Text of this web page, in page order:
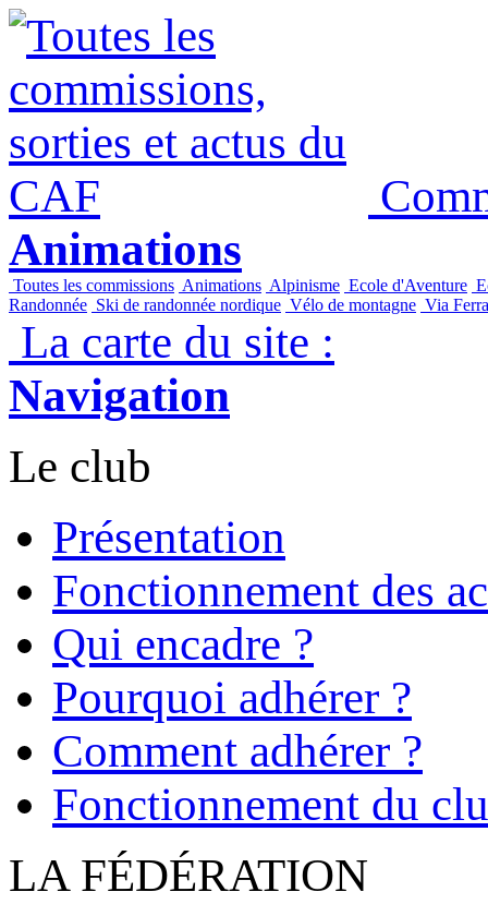
Animations
Toutes les commissions Animations Alpinisme Ecole d'Aventure
Randonnée Ski de randonnée nordique Vélo de montagne Via
La carte du site :
Navigation
Le club
Présentation
Fonctionnement des
Qui encadre ?
Pourquoi adhérer ?
Comment adhérer ?
Fonctionnement du
LA FÉDÉRATION